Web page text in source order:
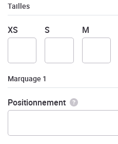
Tailles
XS S M
Marquage 1
Positionnement